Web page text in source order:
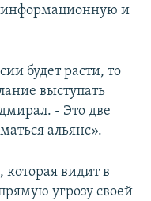
информационную и
будет расти, то
выступать
- Это две
альянс».
видит в
угрозу своей